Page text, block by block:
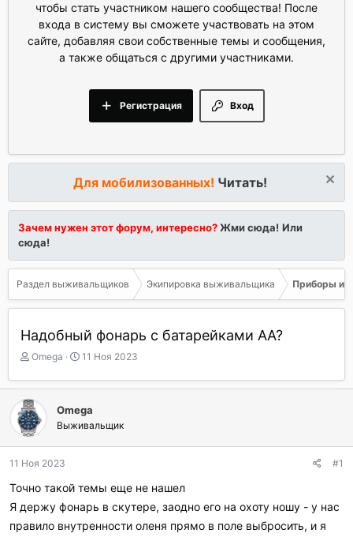
чтобы стать участником нашего сообщества! После
входа в систему вы сможете участвовать на этом
сайте, добавляя свои собственные темы и сообщения,
а также общаться с другими участниками.
Вход
Регистрация
Для мобилизованных! Читать!
Зачем нужен этот форум, интересно?Жми сюда! Или
сюда!
Раздел выживальщиков Экипировка выживальщика Приборы и
Надобный фонарь с батарейками АА?
А
т
о
р
т
ы
Omega
Д
т
н
а
а
11 Ноя 2023
Omega
Выживальщик
11 Ноя 2023 #1
Точно такой темы еще не нашел
Я держу фонарь в скутере, заодно его на охоту ношу - у нас
правило внутренности оленя прямо в поле выбросить, и я